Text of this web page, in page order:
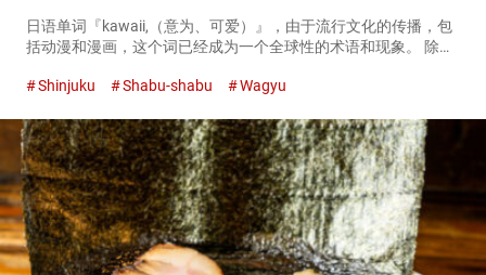
日语单词『kawaii,（意为、可爱）』，由于流行文化的传播，包
括动漫和漫画，这个词已经成为一个全球性的术语和现象。 除此
爱）』的影响。 位于新宿的『涮涮锅本铺新宿Usagiya（以...
Shinjuku Shabu-shabu Wagyu